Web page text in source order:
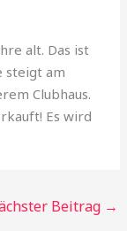
alt. Das ist
steigt am
Clubhaus.
Es wird
Beitrag →